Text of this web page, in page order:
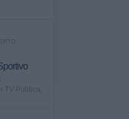
TV Pública,